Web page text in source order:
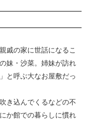
戚の家に世話になるこ
妹・沙菜。姉妹が訪れ
と呼ぶ大なお屋敷だっ
き込んでくるなどの不
か館での暮らしに慣れ